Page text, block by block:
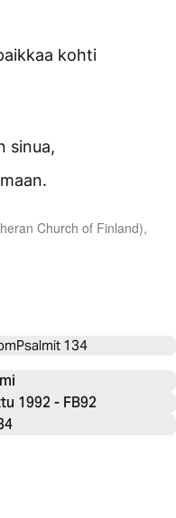
kohti
sinua,
Church of Finland),
Psalmit 134
1992 - FB92